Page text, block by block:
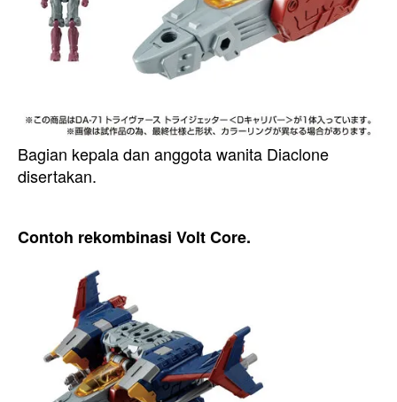
Bagian kepala dan anggota wanita Diaclone
disertakan.
Contoh rekombinasi Volt Core.